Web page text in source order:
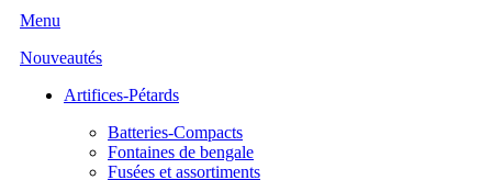
Menu
Nouveautés
Artifices-Pétards
Batteries-Compacts
Fontaines de bengale
Fusées et assortiments